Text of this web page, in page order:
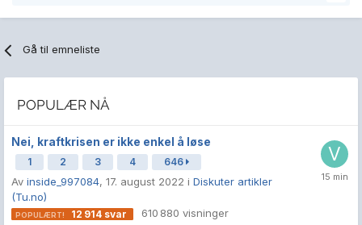
Gå til emneliste
POPULÆR NÅ
Nei, kraftkrisen er ikke enkel å løse
1 2 3 4 646
Av inside_997084, 17. august 2022 i Diskuter artikler
(Tu.no)
12 914 svar 610 880 visninger